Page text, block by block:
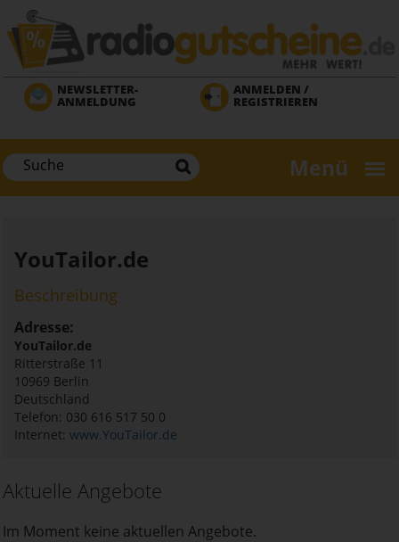
Direkt
zum
Inhalt
NEWSLETTER-
ANMELDUNG
ANMELDEN /
REGISTRIEREN
Menü
YouTailor.de
Beschreibung
Adresse:
YouTailor.de
Ritterstraße 11
10969 Berlin
Deutschland
Telefon: 030 616 517 50 0
Internet: www.YouTailor.de
Aktuelle Angebote
Im Moment keine aktuellen Angebote.